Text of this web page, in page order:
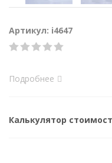
Артикул: i4647
Подробнее
Калькулятор